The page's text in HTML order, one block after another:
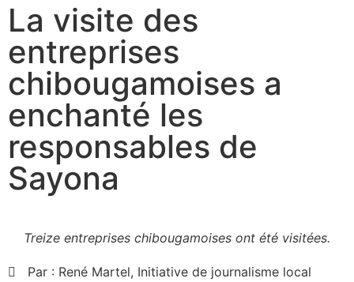
La visite des
entreprises
chibougamoises a
enchanté les
responsables de
Sayona
Treize entreprises chibougamoises ont été visitées.
Par : René Martel, Initiative de journalisme local